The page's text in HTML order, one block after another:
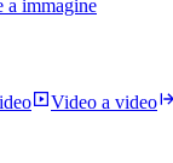
a immagine
Video a video